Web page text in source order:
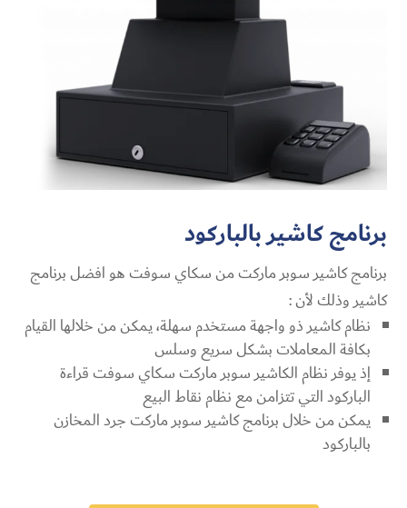
برنامج كاشيربالباركود
برنامج كاشير سوبر ماركت من سكاي سوفت هو افضل برنامج
كاشير وذلك لأن :
نظام كاشير ذو واجهة مستخدم سهلة، يمكن من خلالها القيام
بكافة المعاملات بشكل سريع وسلس
إذ يوفرنظام الكاشير سوبر ماركت سكاي سوفتقراءة
الباركود التي تتزامن مع نظام نقاط البيع
يمكن من خلال برنامج كاشير سوبر ماركت جرد المخازن
بالباركود